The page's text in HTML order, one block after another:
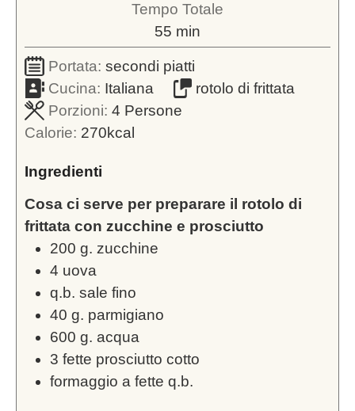
Tempo Totale
55 minuti
min
Portata: secondi piatti
Cucina: Italiana
rotolo di frittata
Porzioni: 4 Persone
Calorie: 270kcal
Ingredienti
Cosa ci serve per preparare il rotolo di
frittata con zucchine e prosciutto
200 g. zucchine
4 uova
q.b. sale fino
40 g. parmigiano
600 g. acqua
3 fette prosciutto cotto
formaggio a fette q.b.